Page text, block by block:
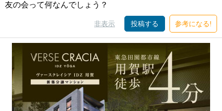
友の会って何なんでしょう？
非表示 投稿する 参考になる!